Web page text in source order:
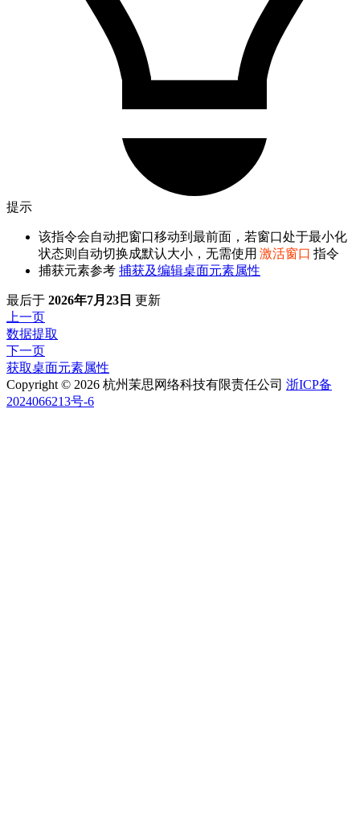
提示
该指令会自动把窗口移动到最前面，若窗口处于最小化
状态则自动切换成默认大小，无需使用 激活窗口 指令
捕获元素参考 捕获及编辑桌面元素属性
最后于 2026年7月23日 更新
上一页
数据提取
下一页
获取桌面元素属性
Copyright © 2026 杭州茉思网络科技有限责任公司 浙ICP备
2024066213号-6